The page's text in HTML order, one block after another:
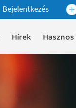
Bejelentkezés
Hírek